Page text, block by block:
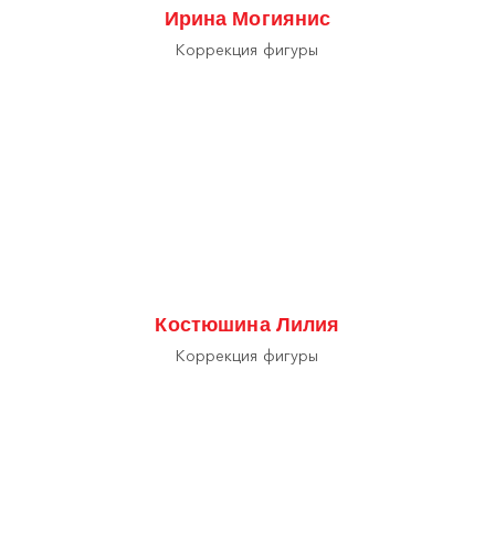
Ирина Могиянис
Коррекция фигуры
Костюшина Лилия
Коррекция фигуры